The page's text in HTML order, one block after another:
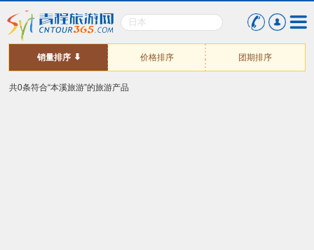
销量排序 价格排序 团期排序
共0条符合“本溪旅游”的旅游产品